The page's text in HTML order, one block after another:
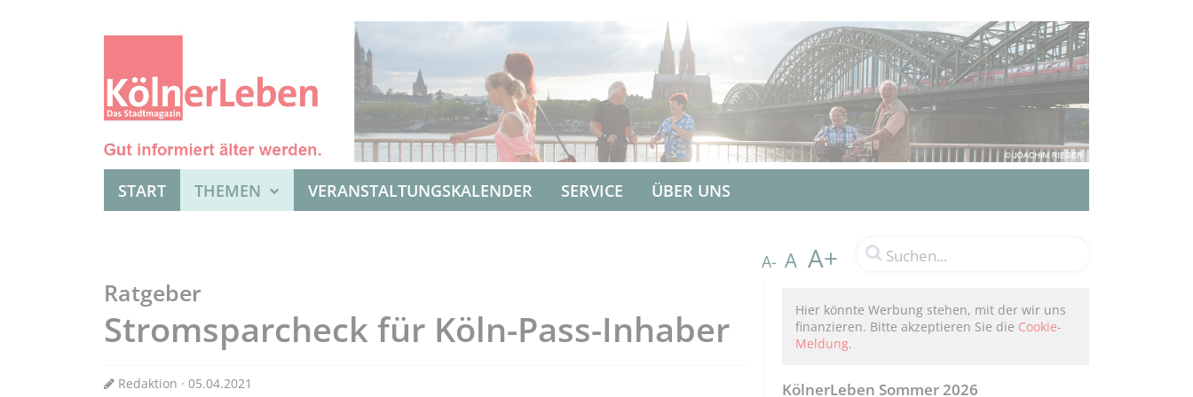
START THEMEN VERANSTALTUNGSKALENDER SERVICE ÜBER UNS
A- A A+
Ratgeber
Stromsparcheck für Köln-Pass-Inhaber
Redaktion · 05.04.2021
Hier könnte Werbung stehen, mit der wir uns
finanzieren. Bitte akzeptieren Sie die Cookie-
Meldung.
KölnerLeben Sommer 2026